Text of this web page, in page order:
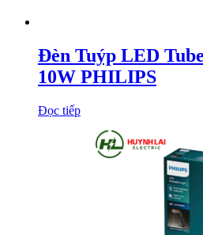
Đèn Tuýp LED
10W PHILIPS
Đọc tiếp